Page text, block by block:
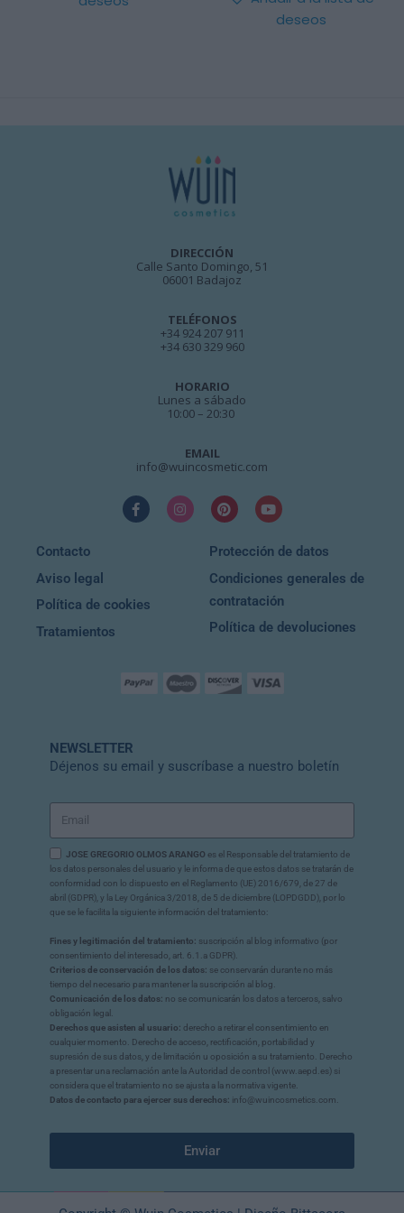
deseos
DIRECCIÓN
Calle Santo Domingo, 51
06001 Badajoz
TELÉFONOS
+34 924 207 911
+34 630 329 960
HORARIO
Lunes a sábado
10:00 – 20:30
EMAIL
info@wuincosmetic.com
Contacto
Aviso legal
Política de cookies
Tratamientos
Protección de datos
Condiciones generales de
contratación
Política de devoluciones
NEWSLETTER
Déjenos su email y suscríbase a nuestro boletín
JOSE GREGORIO OLMOS ARANGO es el Responsable del tratamiento de
los datos personales del usuario y le informa de que estos datos se tratarán de
conformidad con lo dispuesto en el Reglamento (UE) 2016/679, de 27 de
abril (GDPR), y la Ley Orgánica 3/2018, de 5 de diciembre (LOPDGDD), por lo
que se le facilita la siguiente información del tratamiento:
Fines y legitimación del tratamiento: suscripción al blog informativo (por
consentimiento del interesado, art. 6.1.a GDPR).
Criterios de conservación de los datos: se conservarán durante no más
tiempo del necesario para mantener la suscripción al blog.
Comunicación de los datos: no se comunicarán los datos a terceros, salvo
obligación legal.
Derechos que asisten al usuario: derecho a retirar el consentimiento en
cualquier momento. Derecho de acceso, rectificación, portabilidad y
supresión de sus datos, y de limitación u oposición a su tratamiento. Derecho
a presentar una reclamación ante la Autoridad de control (www.aepd.es) si
considera que el tratamiento no se ajusta a la normativa vigente.
Datos de contacto para ejercer sus derechos: info@wuincosmetics.com.
Enviar